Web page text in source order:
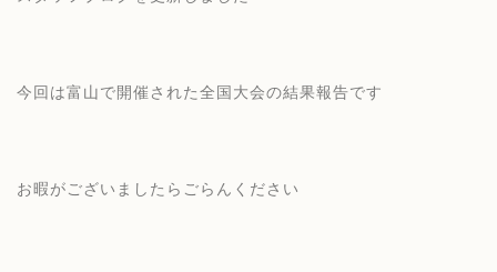
今回は富山で開催された全国大会の結果報告です
お暇がございましたらごらんください